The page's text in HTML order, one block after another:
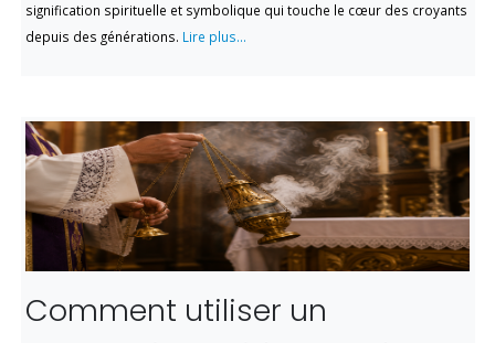
signification spirituelle et symbolique qui touche le cœur des croyants
depuis des générations. Lire plus...
Comment utiliser un